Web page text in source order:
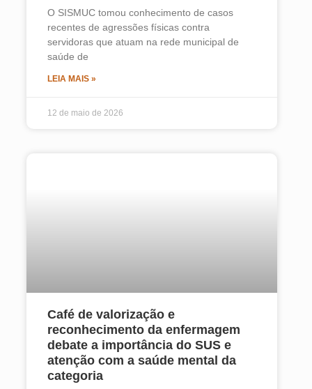
O SISMUC tomou conhecimento de casos
recentes de agressões físicas contra
servidoras que atuam na rede municipal de
saúde de
LEIA MAIS »
12 de maio de 2026
Café de valorização e
reconhecimento da enfermagem
debate a importância do SUS e
atenção com a saúde mental da
categoria